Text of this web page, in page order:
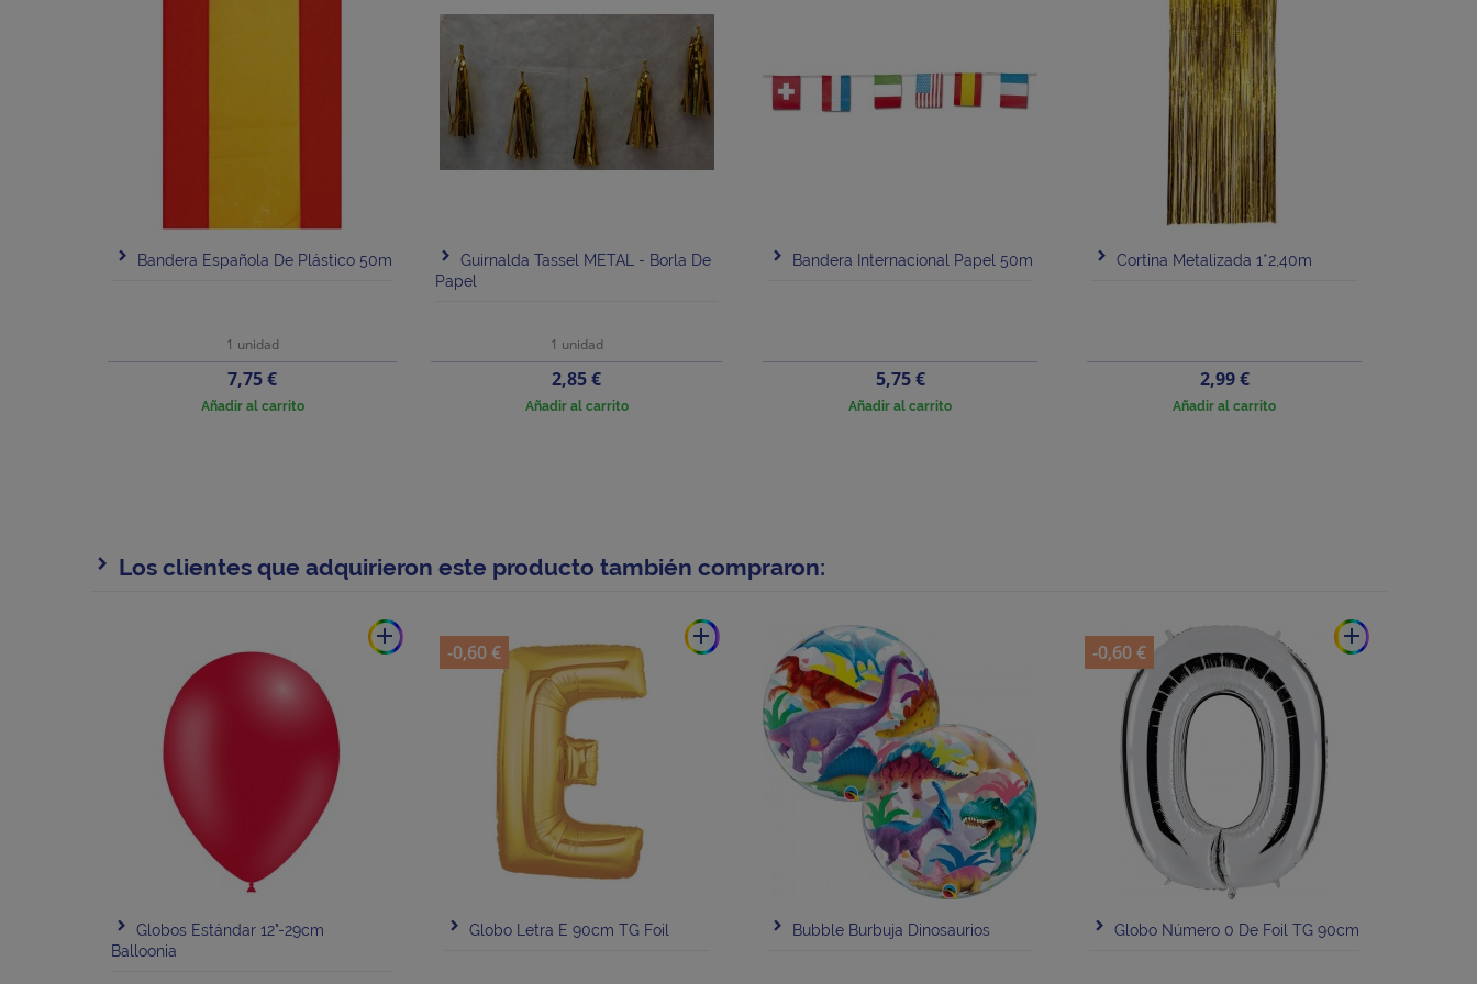
Bandera Española De Plástico 50m
1 unidad
Precio
7,75 €
Añadir al carrito
Guirnalda Tassel METAL - Borla De
Papel
1 unidad
Precio
2,85 €
Añadir al carrito
Bandera Internacional Papel 50m
Precio
5,75 €
Añadir al carrito
Cortina Metalizada 1*2,40m
Precio
2,99 €
Añadir al carrito
Los clientes que adquirieron este producto también compraron:
add
Globos Estándar 12"-29cm
Balloonia
add
Globo Letra E 90cm TG Foil
-0,60 €
Bubble Burbuja Dinosaurios
add
Globo Número 0 De Foil TG 90cm
-0,60 €